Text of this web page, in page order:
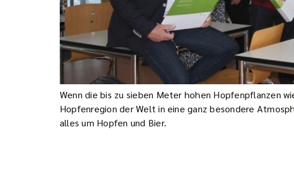
Wenn die bis zu sieben Meter hohen Hopfenpflanzen
Hopfenregion der Welt in eine ganz besondere
alles um Hopfen und Bier.